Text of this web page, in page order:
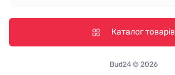
Каталог товарів
Bud24 © 2026